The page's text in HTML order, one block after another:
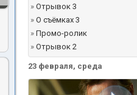
» Отрывок 3
» О съёмках 3
» Промо-ролик
» Отрывок 2
23 февраля, среда